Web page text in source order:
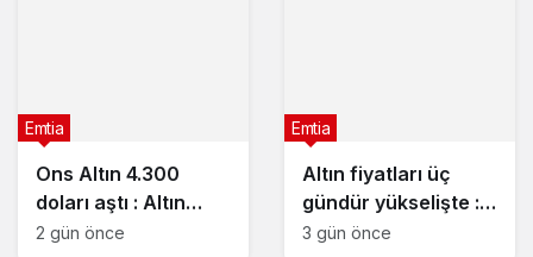
Ons Altın 4.300
doları aştı : Altın
fiyatları neden
Emtia
2 gün önce
Altın fiyatları üç
gündür yükselişte : 5
Ağustos 2026
Emtia
3 gün önce